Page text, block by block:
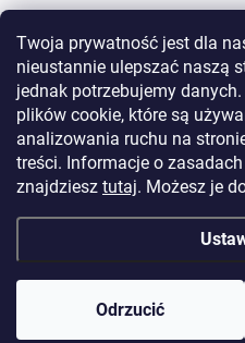
Twoja prywatność jest dla
nieustannie ulepszać naszą
jednak potrzebujemy
plików cookie, które są
analizowania ruchu na
treści. Informacje o
znajdziesz tutaj. Możesz je
Odrzucić
O BERGAM
PŁATNOŚĆ
WYSYŁKA
plików